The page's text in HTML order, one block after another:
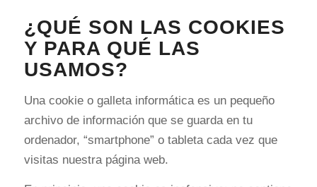
¿QUÉ SON LAS COOKIES
Y PARA QUÉ LAS
USAMOS?
Una cookie o galleta informática es un pequeño
archivo de información que se guarda en tu
ordenador, “smartphone” o tableta cada vez que
visitas nuestra página web.